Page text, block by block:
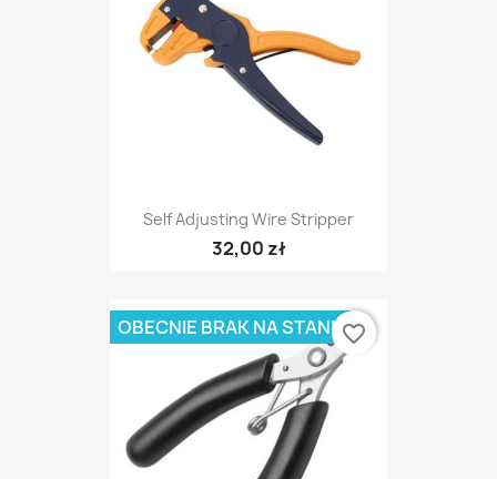
Self Adjusting Wire Stripper
32,00 zł
OBECNIE BRAK NA STANIEfavorite_border